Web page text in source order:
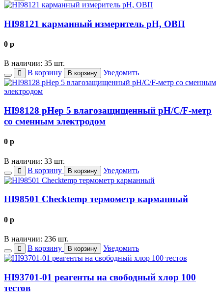
HI98121 карманный измеритель рН, ОВП
0 p
В наличии: 35 шт.
В корзину
В корзину Уведомить
HI98128 pHep 5 влагозащищенный рН/С/F-метр
со сменным электродом
0 p
В наличии: 33 шт.
В корзину
В корзину Уведомить
HI98501 Checktemp термометр карманный
0 p
В наличии: 236 шт.
В корзину
В корзину Уведомить
HI93701-01 реагенты на свободный хлор 100
тестов